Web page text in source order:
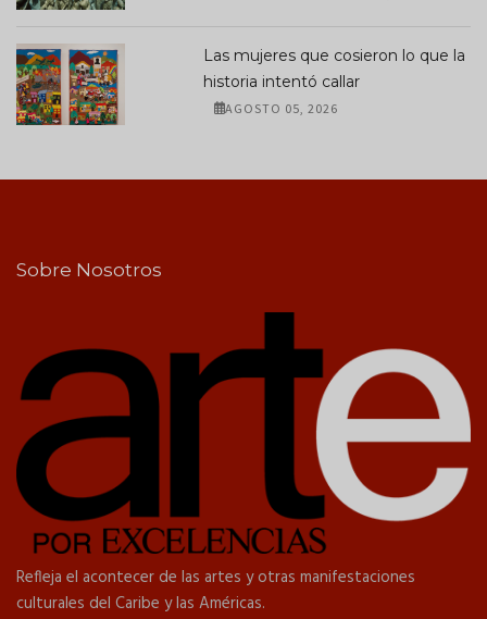
Las mujeres que cosieron lo que la
historia intentó callar
AGOSTO 05, 2026
Sobre Nosotros
Refleja el acontecer de las artes y otras manifestaciones
culturales del Caribe y las Américas.